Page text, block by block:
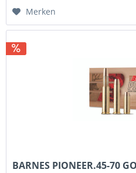
Merken
BARNES PIONEER.45-70